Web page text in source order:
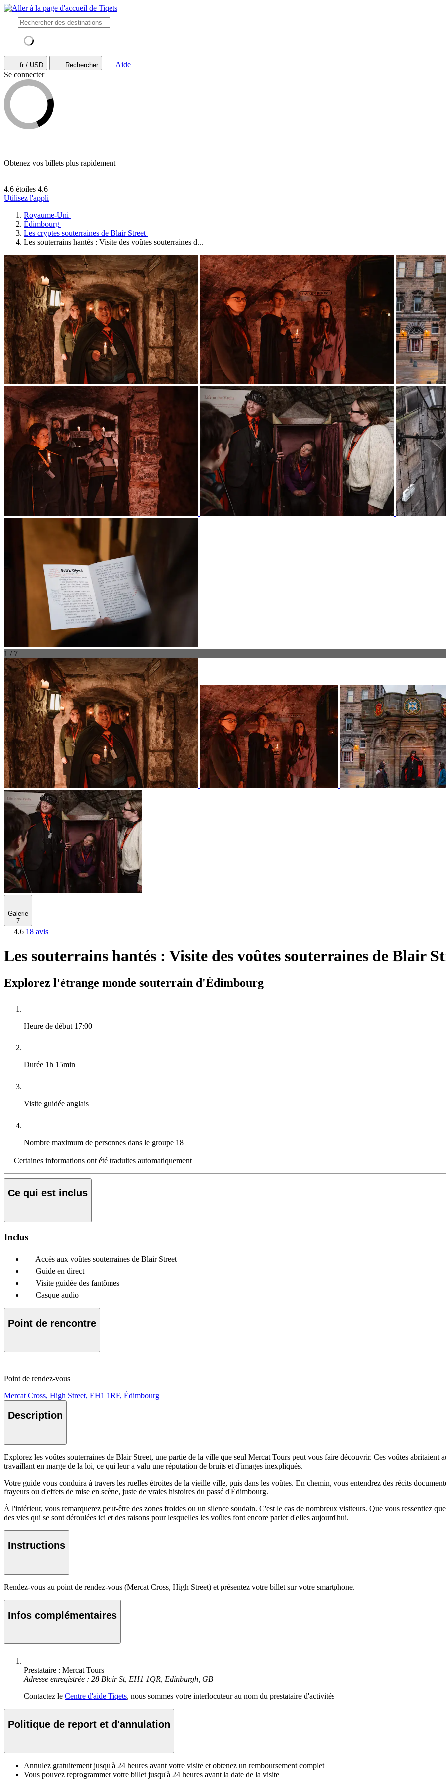
fr / USD Rechercher
Aide
Se connecter
Obtenez vos billets plus rapidement
4.6 étoiles 4.6
Utilisez l'appli
Royaume-Uni
Édimbourg
Les cryptes souterraines de Blair Street
Les souterrains hantés : Visite des voûtes souterraines d...
1 / 7
Galerie
7
4.6 18 avis
Les souterrains hantés : Visite des voûtes souterraines de Blair
Explorez l'étrange monde souterrain d'Édimbourg
Heure de début 17:00
Durée 1h 15min
Visite guidée anglais
Nombre maximum de personnes dans le groupe 18
Certaines informations ont été traduites automatiquement
Ce qui est inclus
Inclus
Accès aux voûtes souterraines de Blair Street
Guide en direct
Visite guidée des fantômes
Casque audio
Point de rencontre
Point de rendez-vous
Mercat Cross, High Street, EH1 1RF, Édimbourg
Description
Explorez les voûtes souterraines de Blair Street, une partie de la ville que seul Mercat Tours peut vous faire découvrir. Ces voûtes abritaient
travaillant en marge de la loi, ce qui leur a valu une réputation de bruits et d'images inexpliqués.
Votre guide vous conduira à travers les ruelles étroites de la vieille ville, puis dans les voûtes. En chemin, vous entendrez des récits
frayeurs ou d'effets de mise en scène, juste de vraies histoires du passé d'Édimbourg.
À l'intérieur, vous remarquerez peut-être des zones froides ou un silence soudain. C'est le cas de nombreux visiteurs. Que vous ressentiez
des vies qui se sont déroulées ici et des raisons pour lesquelles les voûtes font encore parler d'elles aujourd'hui.
Instructions
Rendez-vous au point de rendez-vous (Mercat Cross, High Street) et présentez votre billet sur votre smartphone.
Infos complémentaires
Prestataire : Mercat Tours
Adresse enregistrée : 28 Blair St, EH1 1QR, Edinburgh, GB
Contactez le Centre d'aide Tiqets, nous sommes votre interlocuteur au nom du prestataire d'activités
Politique de report et d'annulation
Annulez gratuitement jusqu'à 24 heures avant votre visite et obtenez un remboursement complet
Vous pouvez reprogrammer votre billet jusqu'à 24 heures avant la date de la visite